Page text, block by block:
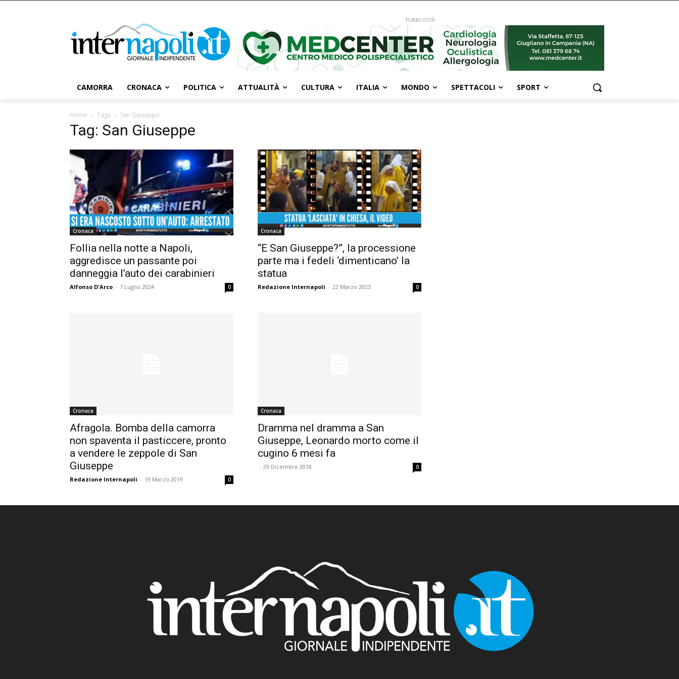
PUBBLICITÀ
CAMORRA CRONACA POLITICA ATTUALITÀ CULTURA ITALIA MONDO SPETTACOLI SPORT
Home Tags San Giuseppe
Tag: San Giuseppe
Cronaca
Follia nella notte a Napoli,
aggredisce un passante poi
danneggia l’auto dei carabinieri
Alfonso D'Arco - 7 Luglio 2024 0
Cronaca
“E San Giuseppe?”, la processione
parte ma i fedeli ‘dimenticano’ la
statua
Redazione Internapoli - 22 Marzo 2023 0
Cronaca
Afragola. Bomba della camorra
non spaventa il pasticcere, pronto
a vendere le zeppole di San
Giuseppe
Redazione Internapoli - 19 Marzo 2019 0
Cronaca
Dramma nel dramma a San
Giuseppe, Leonardo morto come il
cugino 6 mesi fa
- 29 Dicembre 2018 0